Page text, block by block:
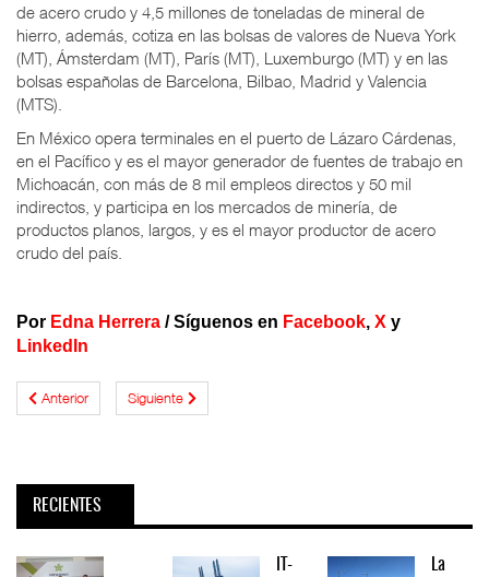
de acero crudo y 4,5 millones de toneladas de mineral de
hierro, además, cotiza en las bolsas de valores de Nueva York
(MT), Ámsterdam (MT), París (MT), Luxemburgo (MT) y en las
bolsas españolas de Barcelona, ​​Bilbao, Madrid y Valencia
(MTS).
En México opera terminales en el puerto de Lázaro Cárdenas,
en el Pacífico y es el mayor generador de fuentes de trabajo en
Michoacán, con más de 8 mil empleos directos y 50 mil
indirectos, y participa en los mercados de minería, de
productos planos, largos, y es el mayor productor de acero
crudo del país.
Por Edna Herrera /Síguenos en Facebook, X y
LinkedIn
Anterior Siguiente
RECIENTES
IT- La